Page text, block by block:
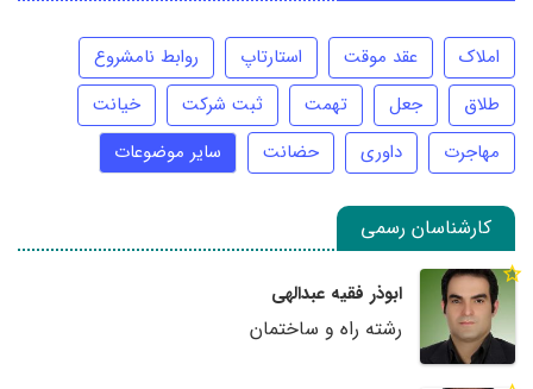
املاک عقد موقت استارتاپ
روابط نامشروع
طلاق
جعل تهمت ثبت شرکت
خیانت
مهاجرت
داوری حضانت سایر موضوعات
کارشناسان رسمی
ابوذر فقیه عبدالهی
رشته راه و ساختمان